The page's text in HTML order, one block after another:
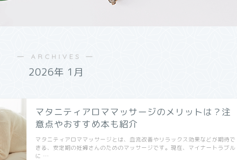
― ARCHIVES ―
2026年 1月
マタニティアロママッサージのメリットは？注
意点やおすすめ本も紹介
マタニティアロママッサージとは、血流改善やリラックス効果などが期待で
きる、安定期の妊婦さんのためのマッサージです。現在、マイナートラブル
に …